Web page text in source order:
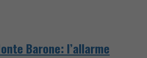
Barone: l’allarme